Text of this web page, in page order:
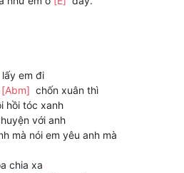
lấy em đi
[Abm] chốn xuân thì
hồi tóc xanh
với anh
mà nói em yêu anh mà
chia xa